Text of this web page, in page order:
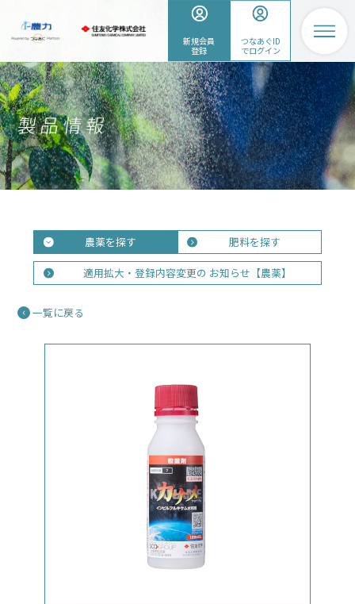
新規会員
登録
つなあぐID
でログイン
農薬を探す 肥料を探す
適用拡大・登録内容変更の お知らせ【農薬】
一覧に戻る